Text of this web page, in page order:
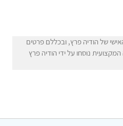
של הודיה פרץ, ובכללם פרטים
נוסחו על ידי הודיה פרץ